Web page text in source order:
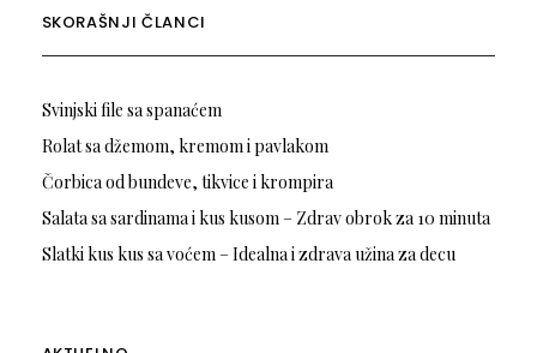
SKORAŠNJI ČLANCI
Svinjski file sa spanaćem
Rolat sa džemom, kremom i pavlakom
Čorbica od bundeve, tikvice i krompira
Salata sa sardinama i kus kusom – Zdrav obrok za 10 minuta
Slatki kus kus sa voćem – Idealna i zdrava užina za decu